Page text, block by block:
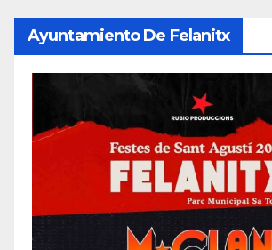
Ayuntamiento De Felanitx